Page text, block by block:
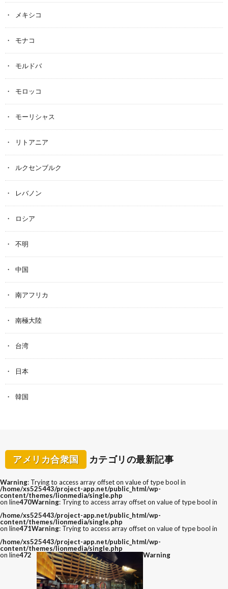
メキシコ
モナコ
モルドバ
モロッコ
モーリシャス
リトアニア
ルクセンブルク
レバノン
ロシア
不明
中国
南アフリカ
南極大陸
台湾
日本
韓国
アメリカ合衆国 カテゴリの最新記事
Warning: Trying to access array offset on value of type bool in
/home/xs525443/project-app.net/public_html/wp-
content/themes/lionmedia/single.php
on line470Warning: Trying to access array offset on value of type bool in
/home/xs525443/project-app.net/public_html/wp-
content/themes/lionmedia/single.php
on line471Warning: Trying to access array offset on value of type bool in
/home/xs525443/project-app.net/public_html/wp-
content/themes/lionmedia/single.php
on line472 Warning